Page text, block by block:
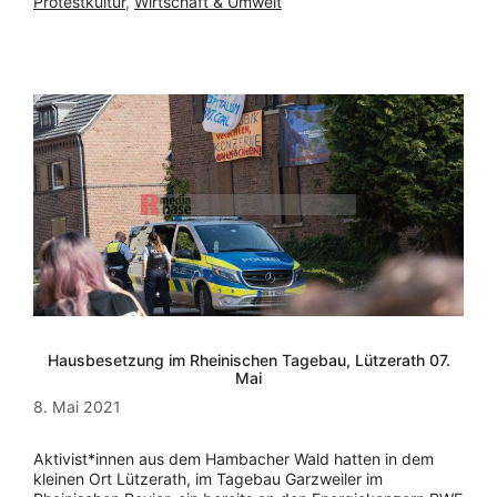
Hausbesetzung im Rheinischen Tagebau, Lützerath 07.
Mai
8. Mai 2021
Aktivist*innen aus dem Hambacher Wald hatten in dem
kleinen Ort Lützerath, im Tagebau Garzweiler im